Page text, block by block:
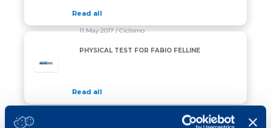
Read all
11 May 2017/ Ciclismo
PHYSICAL TEST FOR FABIO FELLINE
Read all